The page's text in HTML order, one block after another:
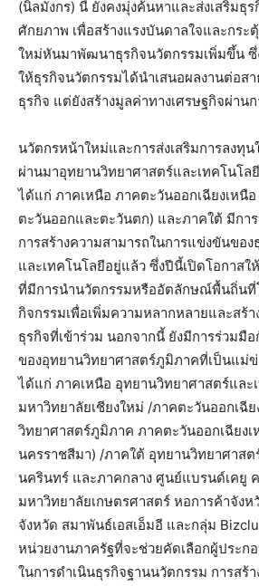
(นิลมังกร) นี้ ยังคงมุ่งค้นหาและส่งเสริมธุ
ศักยภาพ เพื่อสร้างแรงบันดาลใจและกระ
ใหม่หันมาพัฒนาธุรกิจนวัตกรรมเพิ่มขึ้น ซึ่
ให้ธุรกิจนวัตกรรมได้นำเสนอผลงานต่อส
ธุรกิจ แต่ยังสร้างมูลค่าทางเศรษฐกิจผ่าน
นวัตกรหน้าใหม่และการส่งเสริมการลงทุ
ผ่านมาอุทยานวิทยาศาสตร์และเทคโนโ
ได้แก่ ภาคเหนือ ภาคตะวันออกเฉียงเหนื
ตะวันออกและตะวันตก) และภาคใต้ มีกา
การสร้างความสามารถในการแข่งขันขอ
และเทคโนโลยีอยู่แล้ว ซึ่งปีนี้เปิดโอกาสใ
ที่มีการนำนวัตกรรมหรืออัตลักษณ์พื้นถิ่นที่
กิจกรรมเพื่อเพิ่มความหลากหลายและสร้
ธุรกิจที่เข้าร่วม นอกจากนี้ ยังมีการร่วมมื
ของอุทยานวิทยาศาสตร์ภูมิภาคที่เป็นแม่
ได้แก่ ภาคเหนือ อุทยานวิทยาศาสตร์และ
มหาวิทยาลัยเชียงใหม่ /ภาคตะวันออกเฉี
วิทยาศาสตร์ภูมิภาค ภาคตะวันออกเฉียงเ
นครราชสีมา) /ภาคใต้ อุทยานวิทยาศาสต
นครินทร์ และภาคกลาง ศูนย์แบรนด์เคยู
มหาวิทยาลัยเกษตรศาสตร์ หอการค้าจัง
จังหวัด สมาพันธ์เอสเอ็มอี และกลุ่ม
หน่วยงานภาครัฐที่จะช่วยคัดเลือกผู้ประก
ในการดำเนินธุรกิจฐานนวัตกรรม การสร้